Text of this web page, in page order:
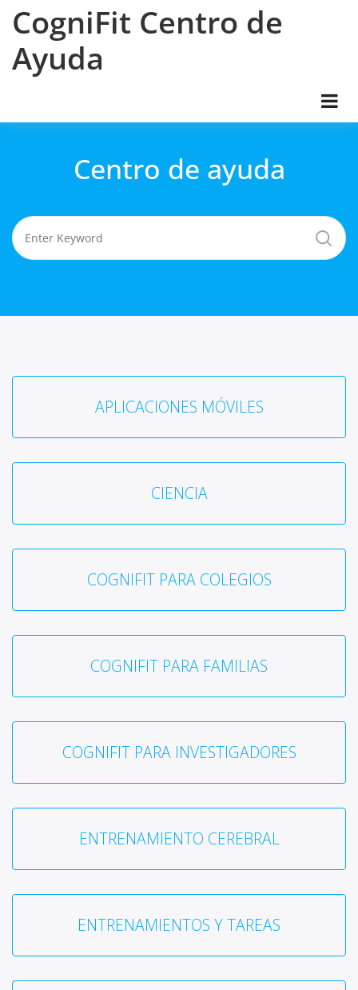
CogniFit Centro de
Ayuda
Centro de ayuda
APLICACIONES MÓVILES
CIENCIA
COGNIFIT PARA COLEGIOS
COGNIFIT PARA FAMILIAS
COGNIFIT PARA INVESTIGADORES
ENTRENAMIENTO CEREBRAL
ENTRENAMIENTOS Y TAREAS